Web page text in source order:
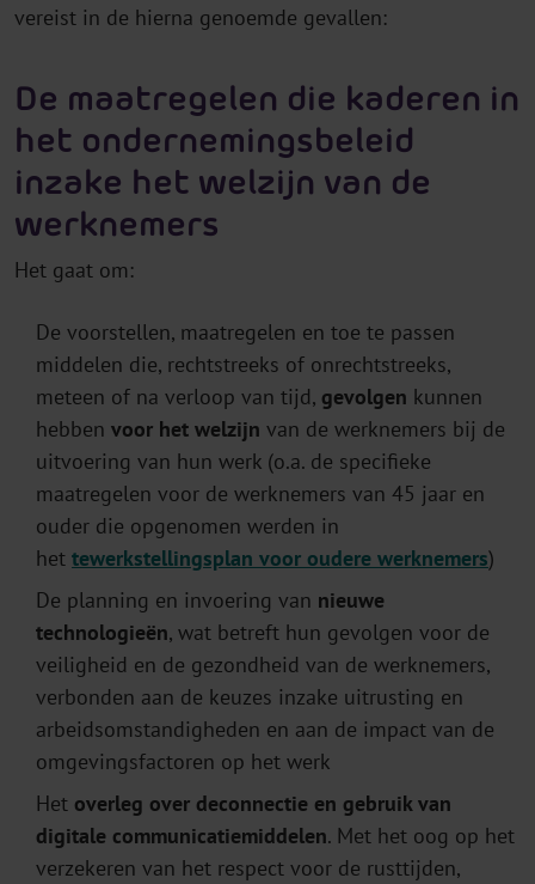
vereist in de hierna genoemde gevallen:
De maatregelen die kaderen in
het ondernemingsbeleid
inzake het welzijn van de
werknemers
Het gaat om:
De voorstellen, maatregelen en toe te passen
middelen die, rechtstreeks of onrechtstreeks,
meteen of na verloop van tijd, gevolgen kunnen
hebben voor het welzijn van de werknemers bij de
uitvoering van hun werk (o.a. de specifieke
maatregelen voor de werknemers van 45 jaar en
ouder die opgenomen werden in
het tewerkstellingsplan voor oudere werknemers)
De planning en invoering van nieuwe
technologieën, wat betreft hun gevolgen voor de
veiligheid en de gezondheid van de werknemers,
verbonden aan de keuzes inzake uitrusting en
arbeidsomstandigheden en aan de impact van de
omgevingsfactoren op het werk
Het overleg over deconnectie en gebruik van
digitale communicatiemiddelen. Met het oog op het
verzekeren van het respect voor de rusttijden,